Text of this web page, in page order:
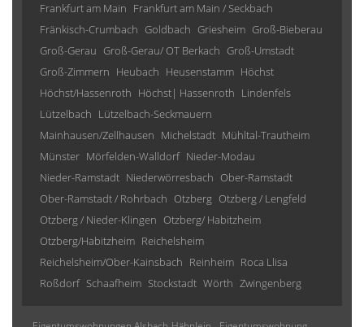
Frankfurt am Main Frankfurt am Main / Seckbach
Fränkisch-Crumbach Goldbach Griesheim Groß-Bieberau
Groß-Gerau Groß-Gerau/ OT Berkach Groß-Umstadt
Groß-Zimmern Heubach Heusenstamm Höchst
Höchst/Hassenroth Höchst| Hassenroth Lindenfels
Lützelbach Lützelbach-Seckmauern
Mainhausen/Zellhausen Michelstadt Mühltal-Trautheim
Münster Mörfelden-Walldorf Nieder-Modau
Nieder-Ramstadt Niederwörresbach Ober-Ramstadt
Ober-Ramstadt / Rohrbach Otzberg Otzberg / Lengfeld
Otzberg / Nieder-Klingen Otzberg/ Habitzheim
Otzberg/Habitzheim Reichelsheim
Reichelsheim/Ober-Kainsbach Reinheim Roca Llisa
Roßdorf Schaafheim Stockstadt Wörth Zwingenberg